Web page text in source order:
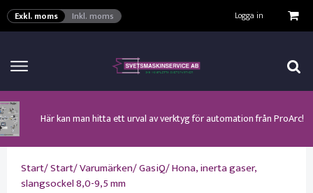
Exkl. moms Inkl. moms Logga in
Klicka här för att se alla våra nuvarande kampanjer!
Här kan man hitta ett urval av verktyg för automation från ProArc!
Nyhet! Lägesställare, rullbockar och längdsvets från ProArc!
Nyhet! Tig-svets från Esab, Rogue ET 230iP AC/DC!
Nyhet! Tig-svets Minarc T 223 AC/DC från Kemppi!
Nyhet! Nya PAPR-enheten från ESAB EPR-X1.1!
Nyhet! MinarcMig 190 Auto och MinarcMig 220 Auto från Kemppi!
Start/Start/Varumärken/GasiQ/Hona, inerta gaser,
slangsockel 8,0-9,5 mm
VISA VARUKORGEN TILL KASSAN